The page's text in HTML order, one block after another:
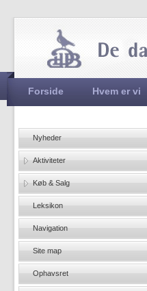
Hovedmenu
Forside Hvem er vi
Nyheder
Aktiviteter
Køb & Salg
Leksikon
Navigation
Site map
Ophavsret